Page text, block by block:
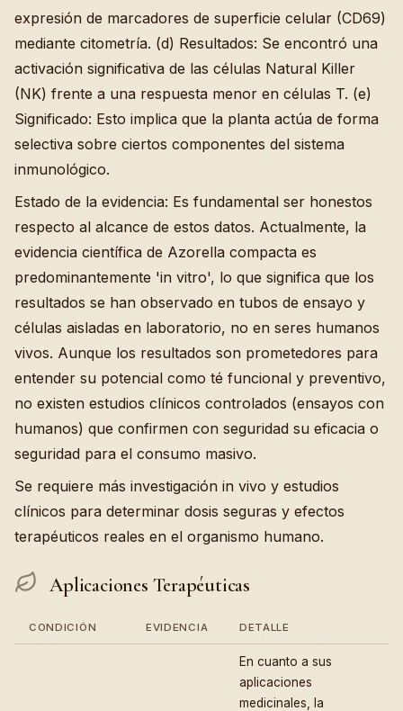
expresión de marcadores de superficie celular (CD69)
mediante citometría. (d) Resultados: Se encontró una
activación significativa de las células Natural Killer
(NK) frente a una respuesta menor en células T. (e)
Significado: Esto implica que la planta actúa de forma
selectiva sobre ciertos componentes del sistema
inmunológico.
Estado de la evidencia: Es fundamental ser honestos
respecto al alcance de estos datos. Actualmente, la
evidencia científica de Azorella compacta es
predominantemente 'in vitro', lo que significa que los
resultados se han observado en tubos de ensayo y
células aisladas en laboratorio, no en seres humanos
vivos. Aunque los resultados son prometedores para
entender su potencial como té funcional y preventivo,
no existen estudios clínicos controlados (ensayos con
humanos) que confirmen con seguridad su eficacia o
seguridad para el consumo masivo.
Se requiere más investigación in vivo y estudios
clínicos para determinar dosis seguras y efectos
terapéuticos reales en el organismo humano.
Aplicaciones Terapéuticas
CONDICIÓN EVIDENCIA DETALLE
En cuanto a sus
aplicaciones
medicinales, la